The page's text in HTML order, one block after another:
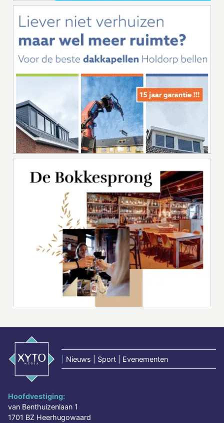
Nieuws | Sport | Evenementen
Hoofdvestiging:
van Benthuizenlaan 1
1701 BZ Heerhugowaard